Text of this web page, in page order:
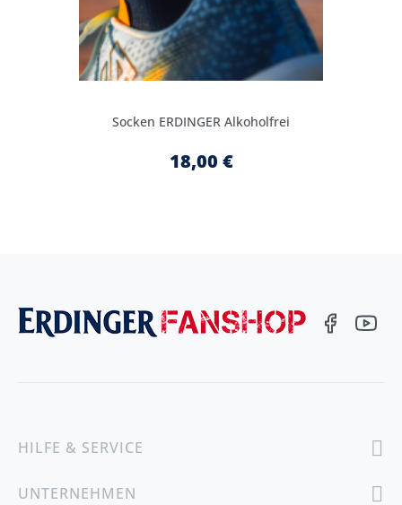
Socken ERDINGER Alkoholfrei
18,00 €
HILFE & SERVICE
UNTERNEHMEN